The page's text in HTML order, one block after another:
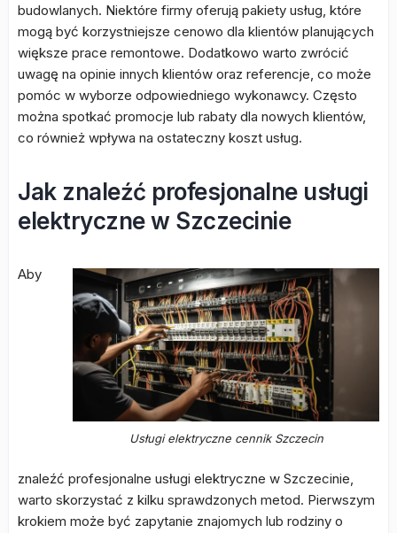
budowlanych. Niektóre firmy oferują pakiety usług, które
mogą być korzystniejsze cenowo dla klientów planujących
większe prace remontowe. Dodatkowo warto zwrócić
uwagę na opinie innych klientów oraz referencje, co może
pomóc w wyborze odpowiedniego wykonawcy. Często
można spotkać promocje lub rabaty dla nowych klientów,
co również wpływa na ostateczny koszt usług.
Jak znaleźć profesjonalne usługi
elektryczne w Szczecinie
Usługi elektryczne cennik Szczecin
Aby
znaleźć profesjonalne usługi elektryczne w Szczecinie,
warto skorzystać z kilku sprawdzonych metod. Pierwszym
krokiem może być zapytanie znajomych lub rodziny o